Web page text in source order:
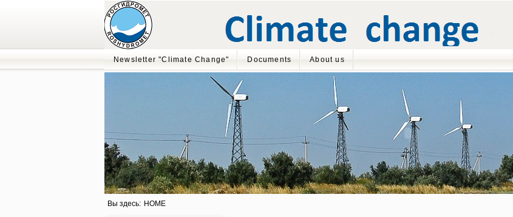
Newsletter "Climate Change" Documents About us
Вы здесь: HOME